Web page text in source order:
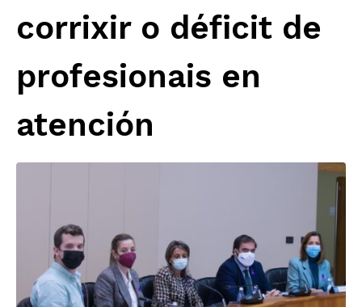
corrixir o déficit de
profesionais en
atención